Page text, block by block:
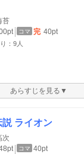
苔
コマ 完 40pt
：9人
あらすじを見る▼
説 ライオン
次
コマ 40pt